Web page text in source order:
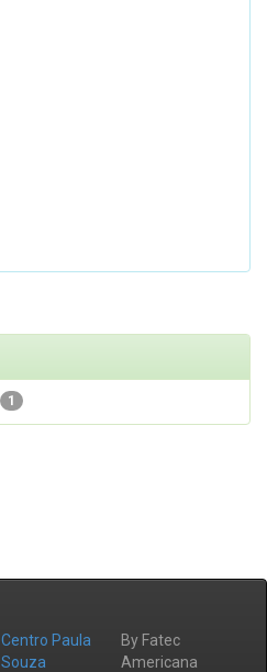
1
Centro Paula
Souza
By Fatec
Americana